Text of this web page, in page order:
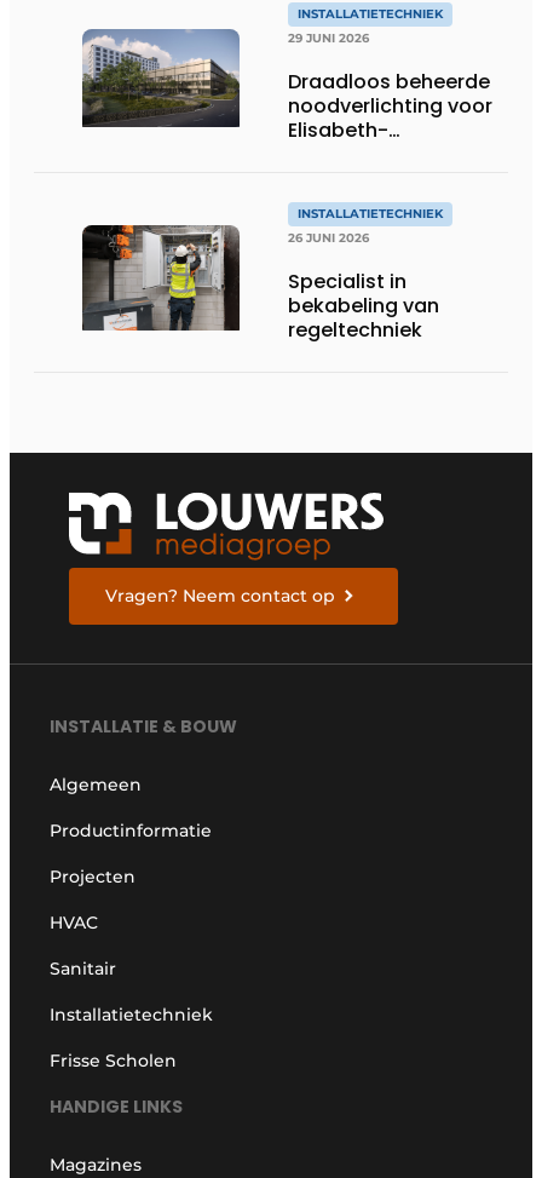
INSTALLATIETECHNIEK
29 JUNI 2026
Draadloos beheerde
noodverlichting voor
Elisabeth-
INSTALLATIETECHNIEK
26 JUNI 2026
Specialist in
bekabeling van
regeltechniek
Vragen? Neem contact op
INSTALLATIE & BOUW
Algemeen
Productinformatie
Projecten
HVAC
Sanitair
Installatietechniek
Frisse Scholen
HANDIGE LINKS
Magazines